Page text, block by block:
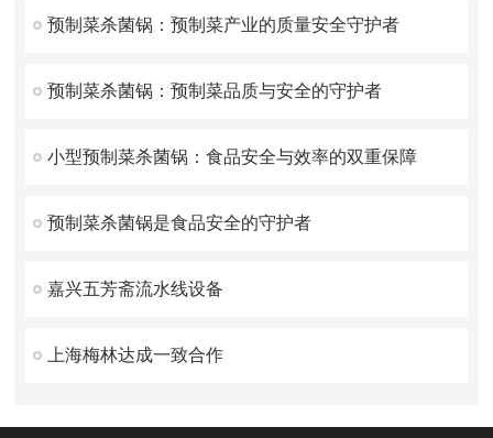
预制菜杀菌锅：预制菜产业的质量安全守护者
预制菜杀菌锅：预制菜品质与安全的守护者
小型预制菜杀菌锅：食品安全与效率的双重保障
预制菜杀菌锅是食品安全的守护者
嘉兴五芳斋流水线设备
上海梅林达成一致合作